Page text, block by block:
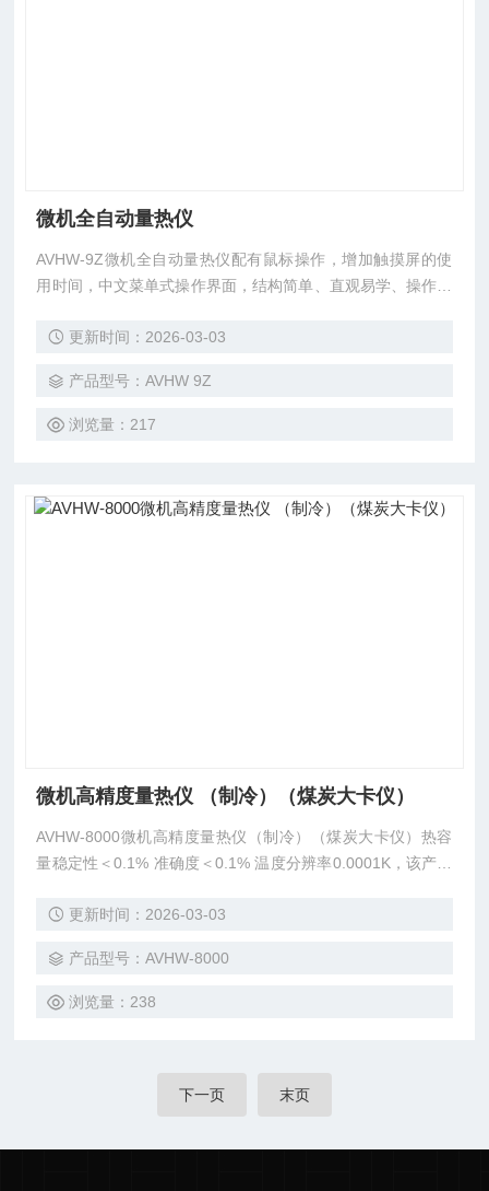
微机全自动量热仪
AVHW-9Z微机全自动量热仪配有鼠标操作，增加触摸屏的使
用时间，中文菜单式操作界面，结构简单、直观易学、操作方
发泡隔热技术，实验过程中不受外界温度影响。
更新时间：2026-03-03
产品型号：AVHW 9Z
浏览量：217
微机高精度量热仪 （制冷）（煤炭大卡仪）
AVHW-8000微机高精度量热仪（制冷）（煤炭大卡仪）热容
量稳定性＜0.1% 准确度＜0.1% 温度分辨率0.0001K，该产品
凑，造型美观，安装、维护简便，故障率低。 体积小巧，大
现性符合GB/T212-2008的要求。
更新时间：2026-03-03
产品型号：AVHW-8000
浏览量：238
下一页 末页